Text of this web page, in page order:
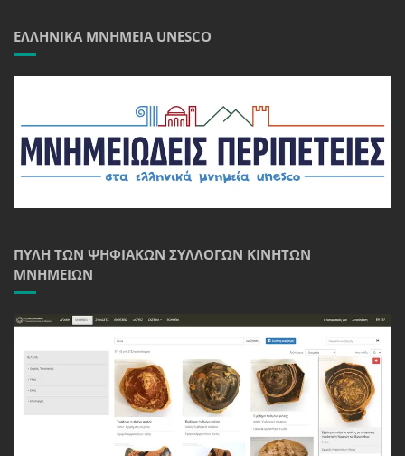
ΕΛΛΗΝΙΚΆ ΜΝΗΜΕΊΑ UNESCO
ΠΎΛΗ ΤΩΝ ΨΗΦΙΑΚΏΝ ΣΥΛΛΟΓΏΝ ΚΙΝΗΤΏΝ
ΜΝΗΜΕΊΩΝ